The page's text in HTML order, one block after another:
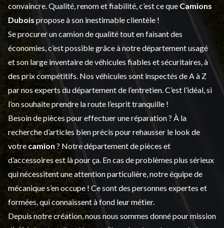
convaincre. Qualité, renom et fiabilité, c’est ce que Camions
Dubois propose à son inestimable clientèle !
Se procurer un camion de qualité tout en faisant des
économies, c’est possible grâce à notredépartement usagé
et son large inventaire de véhicules fiables et sécuritaires, à
des prix compétitifs. Nos véhicules sont inspectés de A à Z
par nos experts du département de l’entretien . C’est l’idéal, si
l’on souhaite prendre la route l’esprit tranquille !
Besoin de pièces pour effectuer une réparation ? À la
recherche d’articles bien précis pour rehausser le look de
votre camion ? Notre département depièces et
d’accessoiresest là pour ça. En cas de problèmes plus sérieux
qui nécessitent une attention particulière, notre équipe de
mécanique s’en occupe ! Ce sont des personnes expertes et
formées, qui connaissent à fond leur métier.
Depuis notre création, nous nous sommes donné pour mission